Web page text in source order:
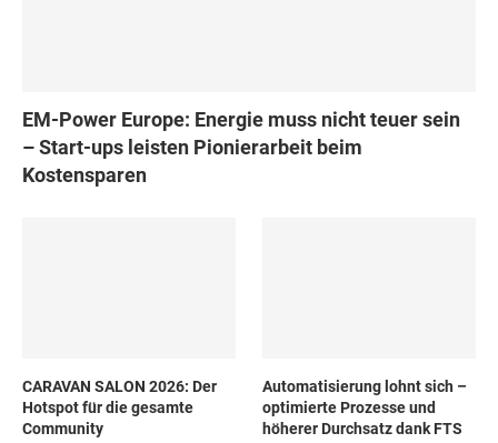
EM-Power Europe: Energie muss nicht teuer sein
– Start-ups leisten Pionierarbeit beim
Kostensparen
CARAVAN SALON 2026: Der
Hotspot für die gesamte
Community
Automatisierung lohnt sich –
optimierte Prozesse und
höherer Durchsatz dank FTS